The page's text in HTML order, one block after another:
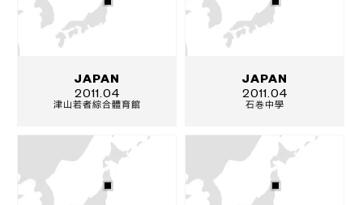
JAPAN
2011.04
津山若者綜合體育館
JAPAN
2011.04
石巻中學